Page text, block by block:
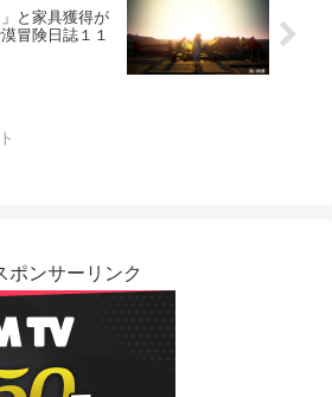
と家具獲得が
冒険日誌１１
ポンサーリンク